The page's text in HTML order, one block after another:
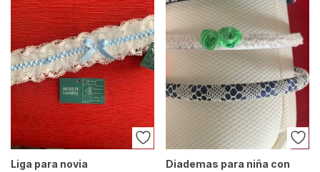
Liga para novia
Diademas para niña con